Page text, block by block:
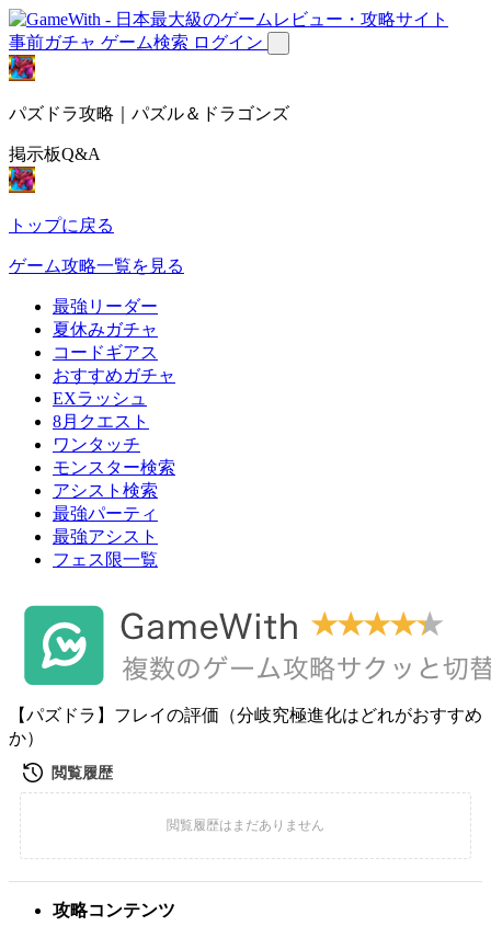
事前ガチャ ゲーム検索 ログイン
パズドラ攻略｜パズル＆ドラゴンズ
掲示板Q&A
トップに戻る
ゲーム攻略一覧を見る
最強リーダー
夏休みガチャ
コードギアス
おすすめガチャ
EXラッシュ
8月クエスト
ワンタッチ
モンスター検索
アシスト検索
最強パーティ
最強アシスト
フェス限一覧
【パズドラ】フレイの評価（分岐究極進化はどれがおすすめ
か）
攻略コンテンツ